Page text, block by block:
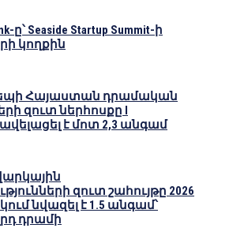
ը՝ Seaside Startup Summit-ի
կողքին
Հայաստան դրամական
զուտ ներհոսքը I
է մոտ 2,3 անգամ
զուտ շահույթը 2026
նվազել է 1.5 անգամ՝
դրամի